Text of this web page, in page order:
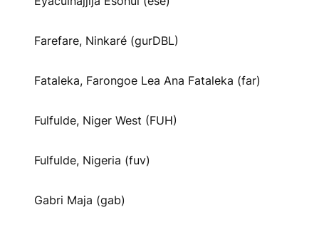
Farefare, Ninkaré (gurDBL)
Fataleka, Farongoe Lea Ana Fataleka (far)
Fulfulde, Niger West (FUH)
Fulfulde, Nigeria (fuv)
Gabri Maja (gab)